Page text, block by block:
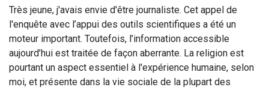
Très jeune, j'avais envie d'être journaliste. Cet appel de
l'enquête avec l’appui des outils scientifiques a été un
moteur important. Toutefois, l’information accessible
aujourd’hui est traitée de façon aberrante. La religion est
pourtant un aspect essentiel à l'expérience humaine, selon
moi, et présente dans la vie sociale de la plupart des